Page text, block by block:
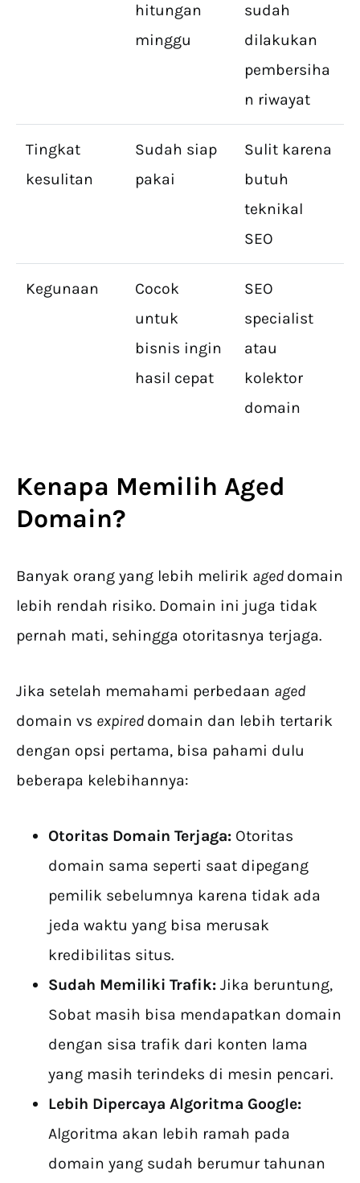
hitungan
minggu
sudah
dilakukan
pembersiha
n riwayat
Tingkat
kesulitan
Sudah siap
pakai
Sulit karena
butuh
teknikal
SEO
Kegunaan
Cocok
untuk
bisnis ingin
hasil cepat
SEO
specialist
atau
kolektor
domain
Kenapa Memilih Aged
Domain?
Banyak orang yang lebih melirik aged domain
lebih rendah risiko. Domain ini juga tidak
pernah mati, sehingga otoritasnya terjaga.
Jika setelah memahami perbedaan aged
domain vs expired domain dan lebih tertarik
dengan opsi pertama, bisa pahami dulu
beberapa kelebihannya:
Otoritas Domain Terjaga: Otoritas
domain sama seperti saat dipegang
pemilik sebelumnya karena tidak ada
jeda waktu yang bisa merusak
kredibilitas situs.
Sudah Memiliki Trafik: Jika beruntung,
Sobat masih bisa mendapatkan domain
dengan sisa trafik dari konten lama
yang masih terindeks di mesin pencari.
Lebih Dipercaya Algoritma Google:
Algoritma akan lebih ramah pada
domain yang sudah berumur tahunan